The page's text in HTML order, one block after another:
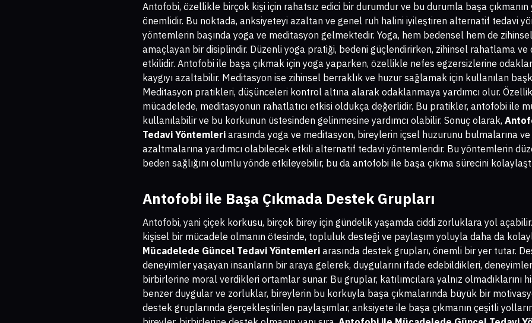
Antofobi, özellikle birçok kişi için rahatsız edici bir durumdur ve bu durumla başa
önemlidir. Bu noktada, anksiyeteyi azaltan ve genel ruh halini iyileştiren alternatif tedavi
yöntemlerin başında yoga ve meditasyon gelmektedir. Yoga, hem bedensel hem de
amaçlayan bir disiplindir. Düzenli yoga pratiği, bedeni güçlendirirken, zihinsel rahatlama
etkilidir. Antofobi ile başa çıkmak için yoga yaparken, özellikle nefes egzersizlerine
kaygıyı azaltabilir. Meditasyon ise zihinsel berraklık ve huzur sağlamak için kullanılan
Meditasyon pratikleri, düşünceleri kontrol altına alarak odaklanmaya yardımcı olur.
mücadelede, meditasyonun rahatlatıcı etkisi oldukça değerlidir. Bu pratikler, antofobi ile
kullanılabilir ve bu korkunun üstesinden gelinmesine yardımcı olabilir. Sonuç olarak,
Tedavi Yöntemleri arasında yoga ve meditasyon, bireylerin içsel huzurunu bulmalarına ve
azaltmalarına yardımcı olabilecek etkili alternatif tedavi yöntemleridir. Bu yöntemlerin
beden sağlığını olumlu yönde etkileyebilir, bu da antofobi ile başa çıkma sürecini
Antofobi ile Başa Çıkmada Destek Grupları
Antofobi, yani çiçek korkusu, birçok birey için gündelik yaşamda ciddi zorluklara yol
kişisel bir mücadele olmanın ötesinde, topluluk desteği ve paylaşım yoluyla daha da
Mücadelede Güncel Tedavi Yöntemleri arasında destek grupları, önemli bir yer tutar.
deneyimler yaşayan insanların bir araya gelerek, duygularını ifade edebildikleri,
birbirlerine moral verdikleri ortamlar sunar. Bu gruplar, katılımcılara yalnız olmadıklarını
benzer duygular ve zorluklar, bireylerin bu korkuyla başa çıkmalarında büyük bir
destek gruplarında gerçekleştirilen paylaşımlar, anksiyete ile başa çıkmanın çeşitli